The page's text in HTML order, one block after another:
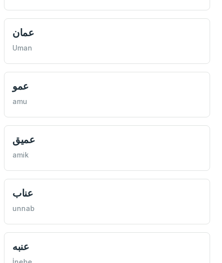
عمان
Uman
عمو
amu
عميق
amik
عناب
unnab
عنبه